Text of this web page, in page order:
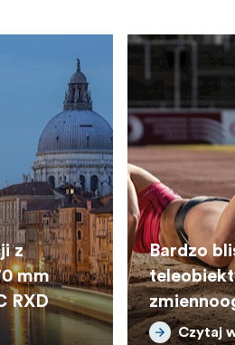
z
mm
RXD
Bardzo
sportu i
Czytaj